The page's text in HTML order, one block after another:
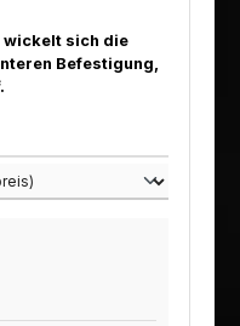
wickelt sich die
Befestigung,